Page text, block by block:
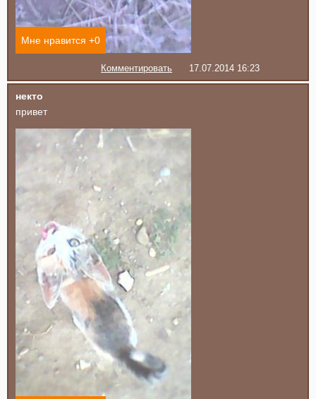
Мне нравится +0
Комментировать 17.07.2014 16:23
некто
привет